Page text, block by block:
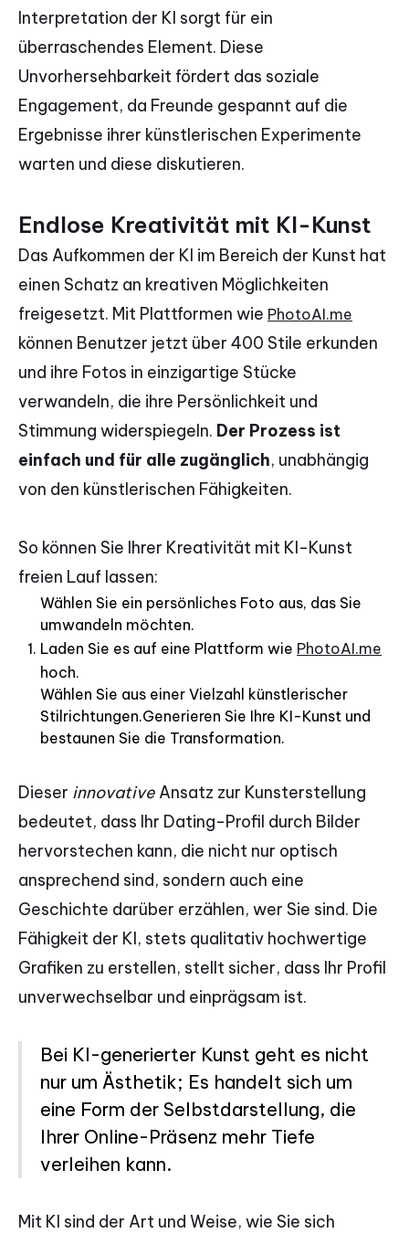
Interpretation der KI sorgt für ein
überraschendes Element. Diese
Unvorhersehbarkeit fördert das soziale
Engagement, da Freunde gespannt auf die
Ergebnisse ihrer künstlerischen Experimente
warten und diese diskutieren.
Endlose Kreativität mit KI-Kunst
Das Aufkommen der KI im Bereich der Kunst hat
einen Schatz an kreativen Möglichkeiten
freigesetzt. Mit Plattformen wie PhotoAI.me
können Benutzer jetzt über 400 Stile erkunden
und ihre Fotos in einzigartige Stücke
verwandeln, die ihre Persönlichkeit und
Stimmung widerspiegeln. Der Prozess ist
einfach und für alle zugänglich, unabhängig
von den künstlerischen Fähigkeiten.
So können Sie Ihrer Kreativität mit KI-Kunst
freien Lauf lassen:
Wählen Sie ein persönliches Foto aus, das Sie
umwandeln möchten.
Laden Sie es auf eine Plattform wie PhotoAI.me
hoch.
Wählen Sie aus einer Vielzahl künstlerischer
Stilrichtungen.Generieren Sie Ihre KI-Kunst und
bestaunen Sie die Transformation.
Dieser innovative Ansatz zur Kunsterstellung
bedeutet, dass Ihr Dating-Profil durch Bilder
hervorstechen kann, die nicht nur optisch
ansprechend sind, sondern auch eine
Geschichte darüber erzählen, wer Sie sind. Die
Fähigkeit der KI, stets qualitativ hochwertige
Grafiken zu erstellen, stellt sicher, dass Ihr Profil
unverwechselbar und einprägsam ist.
Bei KI-generierter Kunst geht es nicht
nur um Ästhetik; Es handelt sich um
eine Form der Selbstdarstellung, die
Ihrer Online-Präsenz mehr Tiefe
verleihen kann.
Mit KI sind der Art und Weise, wie Sie sich